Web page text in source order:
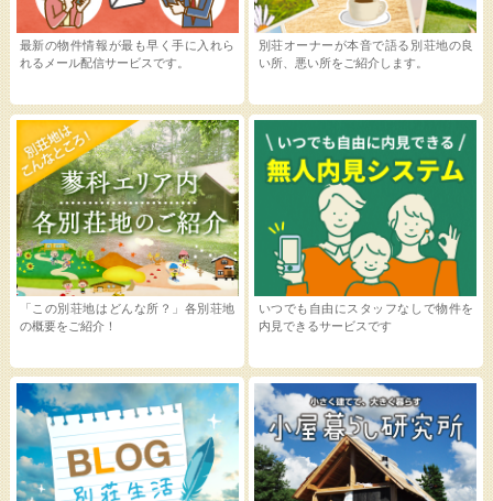
いつでも自由にスタッフなしで物件を
内見できるサービスです
最新の物件情報が最も早く手に入れら
れるメール配信サービスです。
別荘オーナーが本音で語る別荘地の良
い所、悪い所をご紹介します。
「この別荘地はどんな所？」各別荘地
の概要をご紹介！